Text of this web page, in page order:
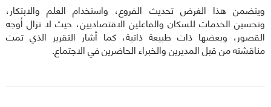
ويتضمن هذا الغرض تحديث الفروع، واستخدام العلم والابتكار،
وتحسين الخدمات للسكان والفاعلين الاقتصاديين، حيث لا تزال أوجه
القصور، وبعضها ذات طبيعة ذاتية، كما أشار التقرير الذي تمت
مناقشته من قبل المديرين والخبراء الحاضرين في الاجتماع.